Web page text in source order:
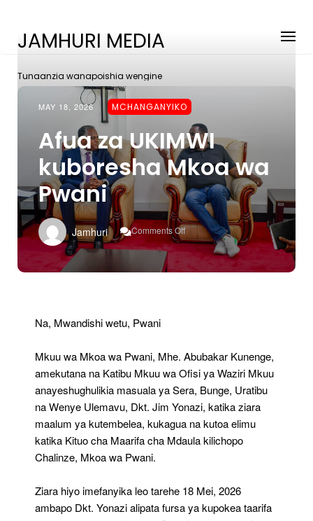
JAMHURI MEDIA
Tunaanzia wanapoishia wengine
MAY 18, 2026 MCHANGANYIKO
Afua za UKIMWI
kuboresha Mkoa wa
Pwani
Jamhuri Comments Off
On
Afua
Za
UKIMWI
Na, Mwandishi wetu, Pwani
Mkuu wa Mkoa wa Pwani, Mhe. Abubakar Kunenge,
amekutana na Katibu Mkuu wa Ofisi ya Waziri Mkuu
anayeshughulikia masuala ya Sera, Bunge, Uratibu
na Wenye Ulemavu, Dkt. Jim Yonazi, katika ziara
maalum ya kutembelea, kukagua na kutoa elimu
katika Kituo cha Maarifa cha Mdaula kilichopo
Chalinze, Mkoa wa Pwani.
Ziara hiyo imefanyika leo tarehe 18 Mei, 2026
ambapo Dkt. Yonazi alipata fursa ya kupokea taarifa